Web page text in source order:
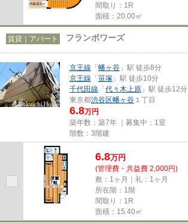
間取り：1R
面積：20.00㎡
賃貸｜アパート フランボワーズ
京王線 「幡ヶ谷 」駅 徒歩8分
京王線 「笹塚 」駅 徒歩10分
千代田線 「代々木上原 」駅 徒歩12分
東京都渋谷区幡ヶ谷 １丁目
6.8万円
築年数：築7年 ｜募集中： 1室
階数：3階建
6.8万円
(管理費・共益費 2,000円)
敷：1ヶ月｜礼：1ヶ月
所在階：1階
間取り：1R
面積：15.40㎡